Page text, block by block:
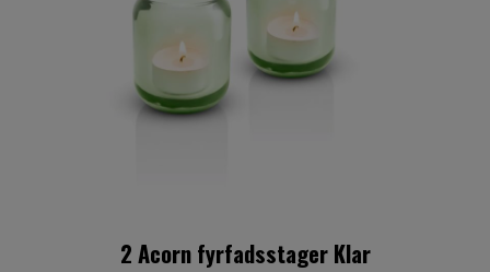
2 Acorn fyrfadsstager Klar